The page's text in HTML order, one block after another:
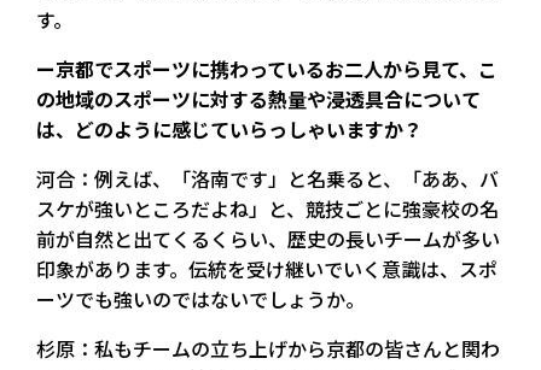
す。
ー京都でスポーツに携わっているお二人から見て、こ
の地域のスポーツに対する熱量や浸透具合について
は、どのように感じていらっしゃいますか？
河合：例えば、「洛南です」と名乗ると、「ああ、バ
スケが強いところだよね」と、競技ごとに強豪校の名
前が自然と出てくるくらい、歴史の長いチームが多い
印象があります。伝統を受け継いでいく意識は、スポ
ーツでも強いのではないでしょうか。
杉原：私もチームの立ち上げから京都の皆さんと関わ